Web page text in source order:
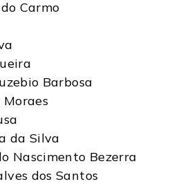
Carmo
Barbosa
Moraes
da Silva
Nascimento Bezerra
dos Santos